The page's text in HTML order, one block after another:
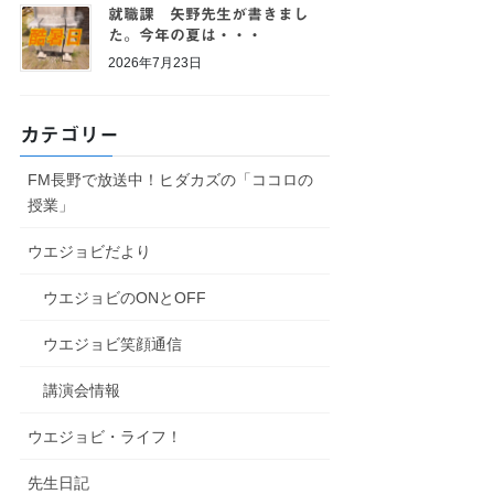
就職課 矢野先生が書きまし
た。今年の夏は・・・
2026年7月23日
カテゴリー
FM長野で放送中！ヒダカズの「ココロの
授業」
ウエジョビだより
ウエジョビのONとOFF
ウエジョビ笑顔通信
講演会情報
ウエジョビ・ライフ！
先生日記